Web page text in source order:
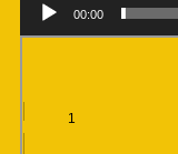
00:00